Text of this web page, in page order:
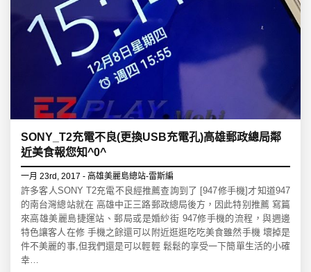
SONY_T2充電不良(更換USB充電孔)高雄郵政總局鄰
近美食報您知^0^
一月 23rd, 2017 - 高雄美麗島總站-雷斯編
許多客人SONY T2充電不良經推薦查詢到了 [947修手機]才知道947
的南台灣總站就在 高雄中正三路郵政總局後方，因此特别推薦 寫篇
來高雄美麗島捷運站、郵局或是婚紗街 947修手機的流程，與週邊
特色讓客人在修 手機之餘還可以附近逛逛吃吃美食雖然手機 壞掉是
件不美麗的事,但我們還是可以輕輕 鬆鬆的享受一下簡單生活的小確
幸…